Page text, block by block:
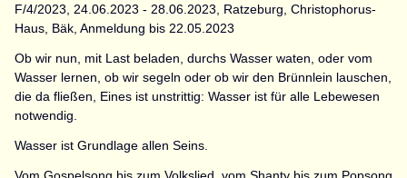
F/4/2023, 24.06.2023 - 28.06.2023, Ratzeburg, Christophorus-
Haus, Bäk, Anmeldung bis 22.05.2023
Ob wir nun, mit Last beladen, durchs Wasser waten, oder vom
Wasser lernen, ob wir segeln oder ob wir den Brünnlein lauschen,
die da fließen, Eines ist unstrittig: Wasser ist für alle Lebewesen
notwendig.
Wasser ist Grundlage allen Seins.
Vom Gospelsong bis zum Volkslied, vom Shanty bis zum Popsong